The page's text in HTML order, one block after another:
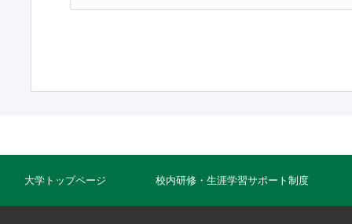
大学トップページ 校内研修・生涯学習サポート制度